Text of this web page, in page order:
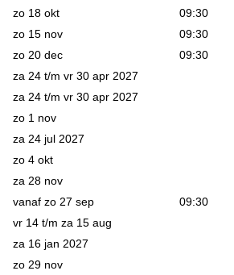
zo 18 okt 09:30
zo 15 nov 09:30
zo 20 dec 09:30
za 24 t/m vr 30 apr 2027
za 24 t/m vr 30 apr 2027
zo 1 nov
za 24 jul 2027
zo 4 okt
za 28 nov
vanaf zo 27 sep 09:30
vr 14 t/m za 15 aug
za 16 jan 2027
zo 29 nov